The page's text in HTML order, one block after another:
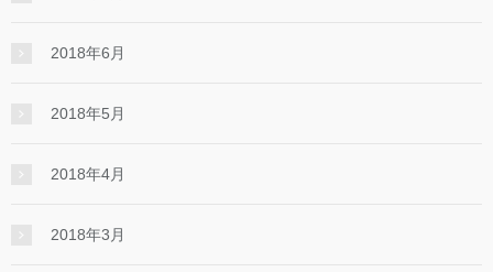
2018年6月
2018年5月
2018年4月
2018年3月